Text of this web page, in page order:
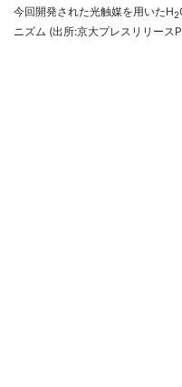
今回開発された光触媒を用いたH2
ニズム (出所:京大プレスリリース